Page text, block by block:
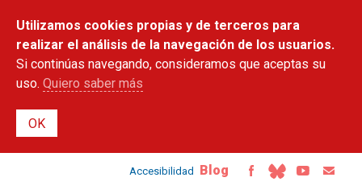
contenido
principal
Utilizamos cookies propias y de terceros para
realizar el análisis de la navegación de los usuarios.
Si continúas navegando, consideramos que aceptas su
uso. Quiero saber más
Accesibilidad Blog